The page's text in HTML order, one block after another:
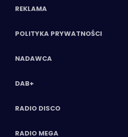
REKLAMA
POLITYKA PRYWATNOŚCI
NADAWCA
DAB+
RADIO DISCO
RADIO MEGA